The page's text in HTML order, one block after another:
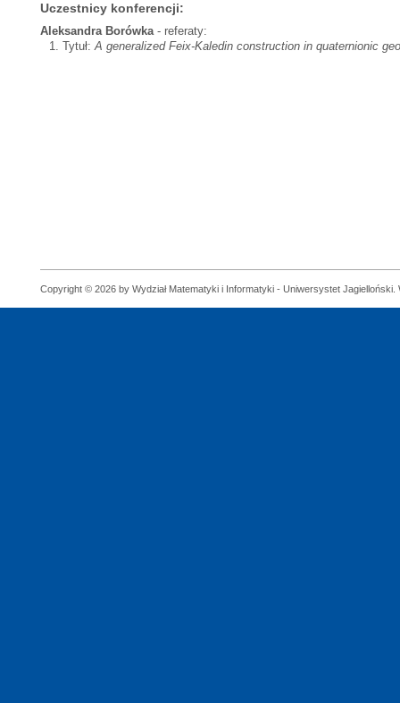
Uczestnicy konferencji:
Aleksandra Borówka- referaty:
Tytuł:A generalized Feix-Kaledin construction in quaternionic
Copyright © 2026 by Wydział Matematyki i Informatyki - Uniwersystet